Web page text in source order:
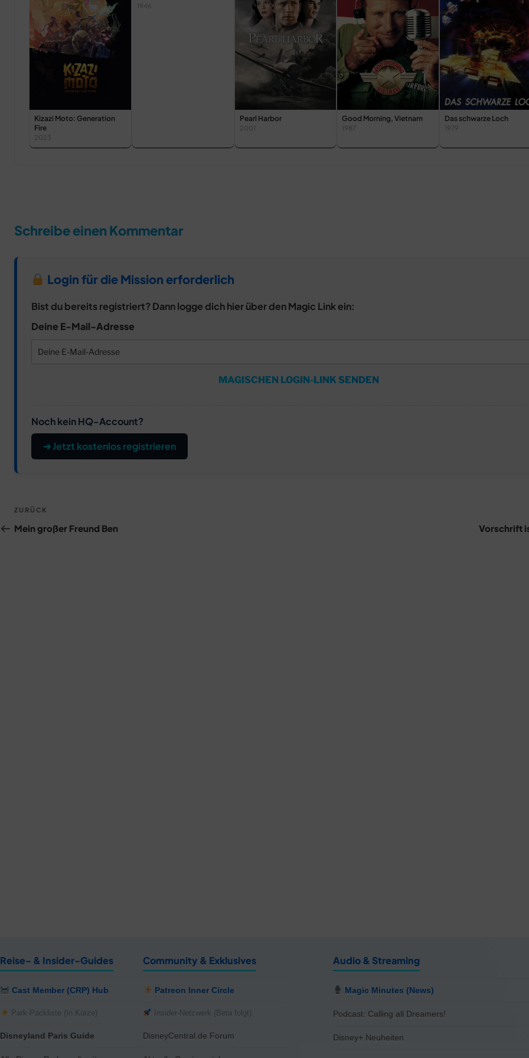
Kizazi Moto: Generation
Fire
2023
1946
Pearl Harbor
2001
Good Morning, Vietnam
1987
Das schwarze Loch
1979
Schreibe einen Kommentar
Login für die Mission erforderlich
Bist du bereits registriert? Dann logge dich hier über den Magic Link ein:
Deine E-Mail-Adresse
MAGISCHEN LOGIN-LINK SENDEN
Noch kein HQ-Account?
➔ Jetzt kostenlos registrieren
Beitragsnavigation
Vorheriger
Beitrag
ZURÜCK
Mein großer Freund Ben Vorschrift
Reise- & Insider-Guides
Cast Member (CRP) Hub
Park-Packliste (In Kürze)
Disneyland Paris Guide
Community & Exklusives
Patreon Inner Circle
Insider-Netzwerk (Beta folgt)
DisneyCentral.de Forum
Audio & Streaming
Magic Minutes (News)
Podcast: Calling all Dreamers!
Disney+ Neuheiten